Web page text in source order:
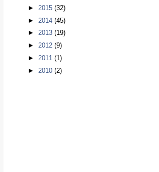
► 2015 (32)
► 2014 (45)
► 2013 (19)
► 2012 (9)
► 2011 (1)
► 2010 (2)